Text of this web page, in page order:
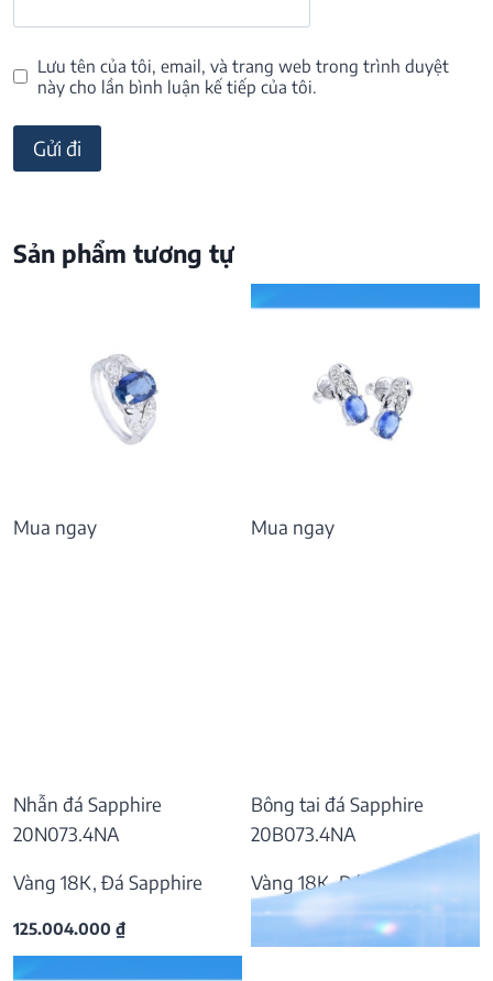
Lưu tên của tôi, email, và trang web trong trình duyệt
này cho lần bình luận kế tiếp của tôi.
Sản phẩm tương tự
Mua ngay
Nhẫn đá Sapphire
20N073.4NA
Vàng 18K, Đá Sapphire
125.004.000 ₫
Mua ngay
Bông tai đá Sapphire
20B073.4NA
Vàng 18K, Đá Sapphire
37.809.000₫